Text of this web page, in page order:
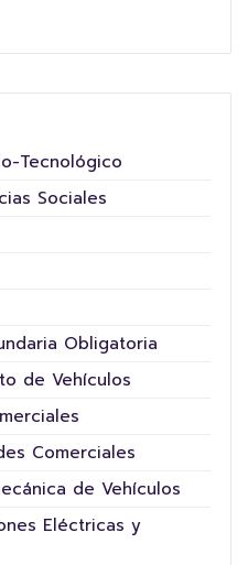
Tecnológico
Sociales
Obligatoria
de Vehículos
Comerciales
de Vehículos
Eléctricas y